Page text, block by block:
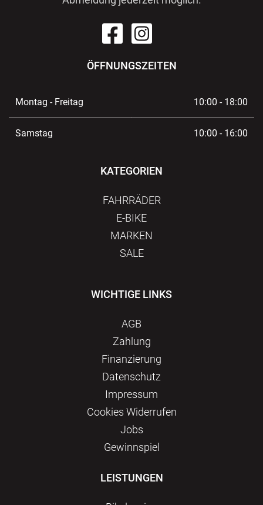
ÖFFNUNGSZEITEN
Montag - Freitag 10:00 - 18:00
Samstag 10:00 - 16:00
KATEGORIEN
FAHRRÄDER
E-BIKE
MARKEN
SALE
WICHTIGE LINKS
AGB
Zahlung
Finanzierung
Datenschutz
Impressum
Сookies Widerrufen
Jobs
Gewinnspiel
LEISTUNGEN